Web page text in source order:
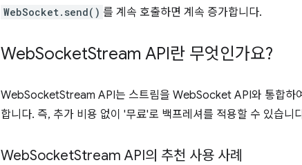
WebSocket.send() 를 계속 호출하면 계속 증가합니다.
WebSocketStream API란 무엇인가요?
WebSocketStream API는 스트림을 WebSocket API와 통합하
합니다. 즉, 추가 비용 없이 '무료'로 백프레셔를 적용할 수 있습니
WebSocketStream API의 추천 사용 사례